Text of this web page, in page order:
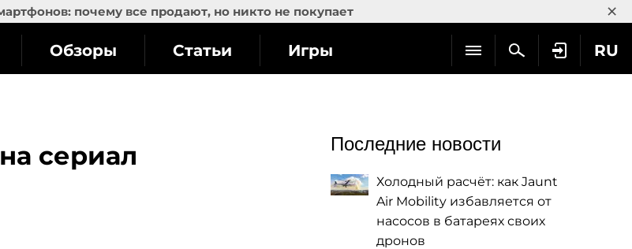
почему все продают, но никто не покупает ×
RU
Обзоры Статьи Игры
сериал
Последние новости
Холодный расчёт: как Jaunt
Air Mobility избавляется от
насосов в батареях своих
дронов